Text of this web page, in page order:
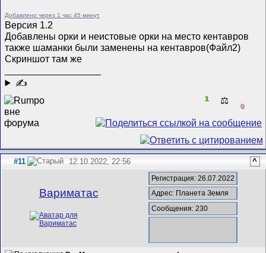
Добавлено через 1 час 45 минут
Версия 1.2
Добавлены орки и неистовые орки на место кентавров
также шаманки были заменены на кентавров(Файл2)
Скриншот там же
✍
1 ⚖️
0
#11 12.10.2022, 22:56 ^
Вариматас
Регистрация: 26.07.2022
Адрес: Планета Земля
Сообщения: 230